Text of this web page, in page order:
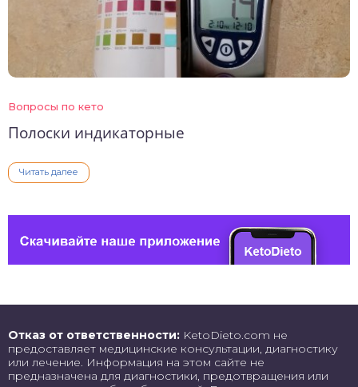
Вопросы по кето
Полоски индикаторные
Читать далее
Отказ от ответственности: KetoDieto.com не
предоставляет медицинские консультации, диагностику
или лечение. Информация на этом сайте не
предназначена для диагностики, предотвращения или